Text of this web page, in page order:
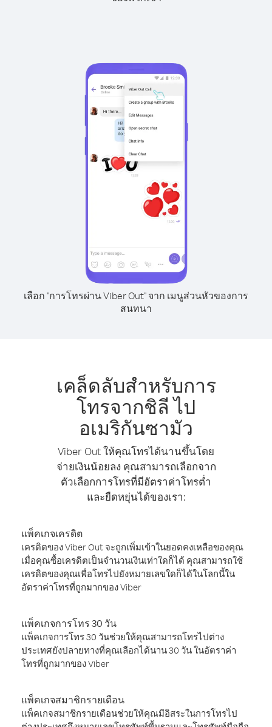
เลือก "การโทรผ่าน Viber Out" จาก เมนูส่วนหัวของการ
สนทนา
เคล็ดลับสำหรับการ
โทรจากชิลี ไป
อเมริกันซามัว
Viber Out ให้คุณโทรได้นานขึ้นโดย
จ่ายเงินน้อยลง คุณสามารถเลือกจาก
ตัวเลือกการโทรที่มีอัตราค่าโทรต่ำ
และยืดหยุ่นได้ของเรา:
แพ็คเกจเครดิต
เครดิตของ Viber Out จะถูกเพิ่มเข้าในยอดคงเหลือของคุณ
เมื่อคุณซื้อเครดิตเป็นจำนวนเงินเท่าใดก็ได้ คุณสามารถใช้
เครดิตของคุณเพื่อโทรไปยังหมายเลขใดก็ได้ในโลกนี้ใน
อัตราค่าโทรที่ถูกมากของ Viber
แพ็คเกจการโทร 30 วัน
แพ็คเกจการโทร 30 วันช่วยให้คุณสามารถโทรไปต่าง
ประเทศยังปลายทางที่คุณเลือกได้นาน 30 วัน ในอัตราค่า
โทรที่ถูกมากของ Viber
แพ็คเกจสมาชิกรายเดือน
แพ็คเกจสมาชิกรายเดือนช่วยให้คุณมีอิสระในการโทรไป